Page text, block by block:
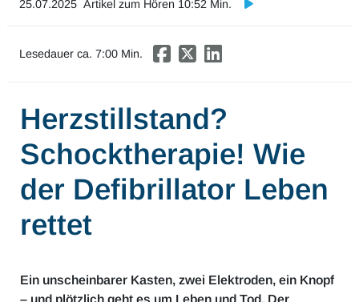
Essen & Konsum
Freizeit & Reisen
Audioformate
Investor Relations
25.07.2025 Artikel zum Hören 10:52 Min.
Lesedauer ca. 7:00 Min.
Herzstillstand?
Schocktherapie! Wie
der Defibrillator Leben
rettet
Ein unscheinbarer Kasten, zwei Elektroden, ein Knopf